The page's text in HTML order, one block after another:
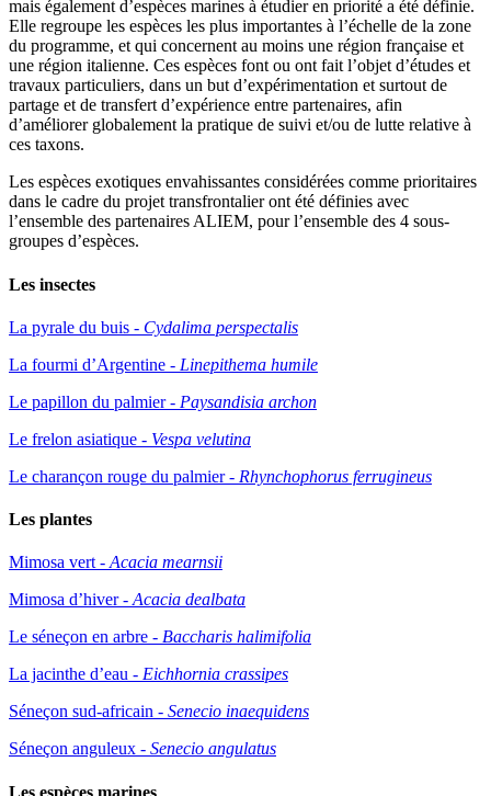
mais également d’espèces marines à étudier en priorité a été définie.
Elle regroupe les espèces les plus importantes à l’échelle de la zone
du programme, et qui concernent au moins une région française et
une région italienne. Ces espèces font ou ont fait l’objet d’études et
travaux particuliers, dans un but d’expérimentation et surtout de
partage et de transfert d’expérience entre partenaires, afin
d’améliorer globalement la pratique de suivi et/ou de lutte relative à
ces taxons.
Les espèces exotiques envahissantes considérées comme prioritaires
dans le cadre du projet transfrontalier ont été définies avec
l’ensemble des partenaires ALIEM, pour l’ensemble des 4 sous-
groupes d’espèces.
Les insectes
La pyrale du buis - Cydalima perspectalis
La fourmi d’Argentine - Linepithema humile
Le papillon du palmier - Paysandisia archon
Le frelon asiatique - Vespa velutina
Le charançon rouge du palmier - Rhynchophorus ferrugineus
Les plantes
Mimosa vert - Acacia mearnsii
Mimosa d’hiver - Acacia dealbata
Le séneçon en arbre - Baccharis halimifolia
La jacinthe d’eau - Eichhornia crassipes
Séneçon sud-africain - Senecio inaequidens
Séneçon anguleux - Senecio angulatus
Les espèces marines